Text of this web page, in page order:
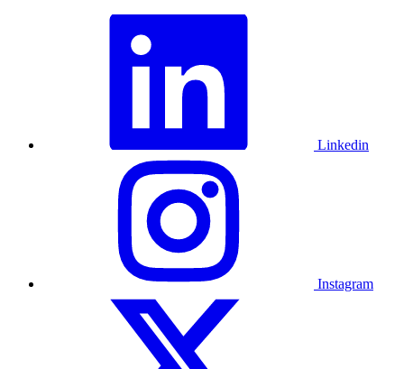
Linkedin
Instagram